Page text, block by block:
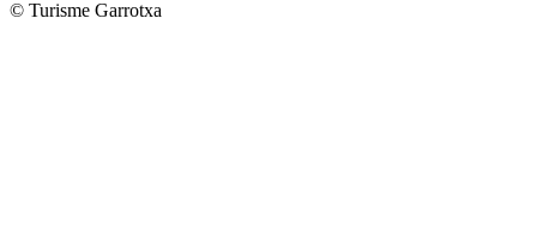
© Turisme Garrotxa